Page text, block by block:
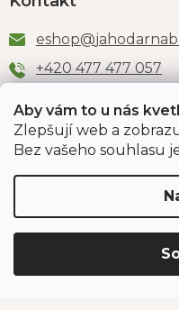
Aby vám to u nás
Zlepšují web a
Bez vašeho souhlasu
eshop@
+420 477 477 057
Odběr newsletteru
PŘIHLÁSIT SE